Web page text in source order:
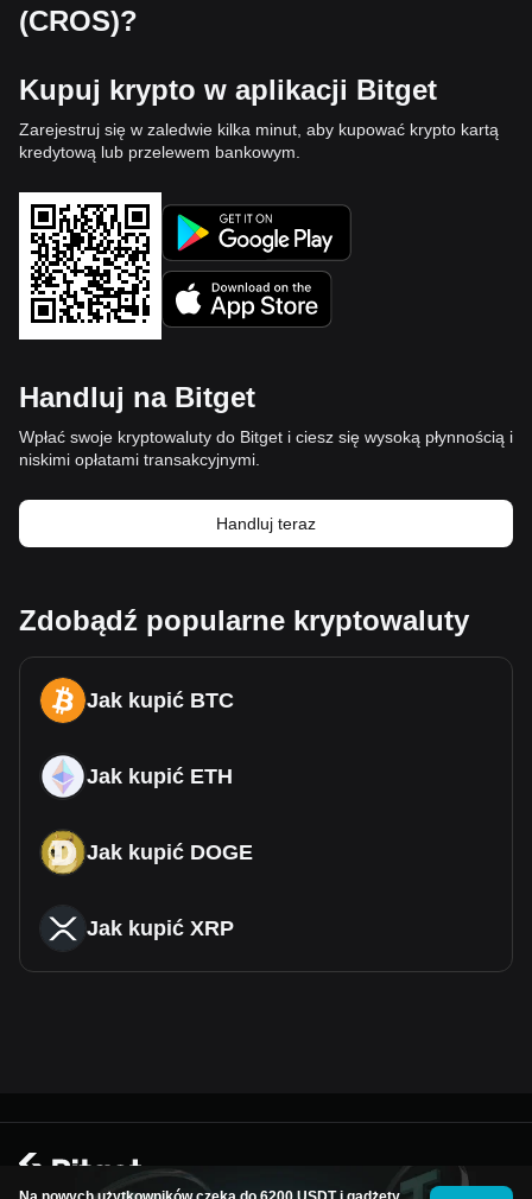
(CROS)?
Kupuj krypto w aplikacji Bitget
Zarejestruj się w zaledwie kilka minut, aby kupować krypto kartą
kredytową lub przelewem bankowym.
Handluj na Bitget
Wpłać swoje kryptowaluty do Bitget i ciesz się wysoką płynnością i
niskimi opłatami transakcyjnymi.
Handluj teraz
Zdobądź popularne kryptowaluty
Jak kupić BTC
Jak kupić ETH
Jak kupić DOGE
Jak kupić XRP
© 2026Bitget